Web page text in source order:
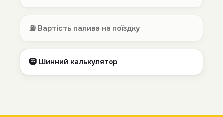
⛽ Вартість палива на поїздку
🛞 Шинний калькулятор